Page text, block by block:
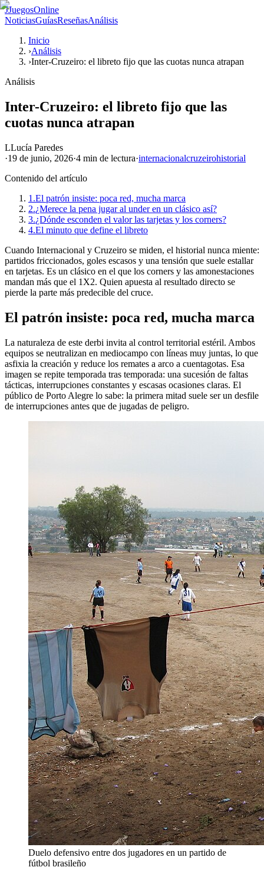
JJuegosOnline
NoticiasGuíasReseñasAnálisis
Inicio
›Análisis
›Inter-Cruzeiro: el libreto fijo que las cuotas nunca atrapan
Análisis
Inter-Cruzeiro: el libreto fijo que las
cuotas nunca atrapan
LLucía Paredes
·19 de junio, 2026·4 min de lectura·internacionalcruzeirohistorial
Contenido del artículo
1.El patrón insiste: poca red, mucha marca
2.¿Merece la pena jugar al under en un clásico así?
3.¿Dónde esconden el valor las tarjetas y los corners?
4.El minuto que define el libreto
Cuando Internacional y Cruzeiro se miden, el historial nunca miente:
partidos friccionados, goles escasos y una tensión que suele estallar
en tarjetas. Es un clásico en el que los corners y las amonestaciones
mandan más que el 1X2. Quien apuesta al resultado directo se
pierde la parte más predecible del cruce.
El patrón insiste: poca red, mucha marca
La naturaleza de este derbi invita al control territorial estéril. Ambos
equipos se neutralizan en mediocampo con líneas muy juntas, lo que
asfixia la creación y reduce los remates a arco a cuentagotas. Esa
imagen se repite temporada tras temporada: una sucesión de faltas
tácticas, interrupciones constantes y escasas ocasiones claras. El
público de Porto Alegre lo sabe: la primera mitad suele ser un desfile
de interrupciones antes que de jugadas de peligro.
Duelo defensivo entre dos jugadores en un partido de
fútbol brasileño